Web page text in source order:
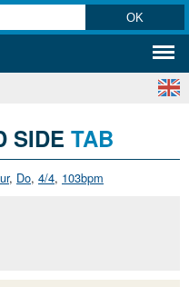
SIDE TAB
, Do, 4/4, 103bpm